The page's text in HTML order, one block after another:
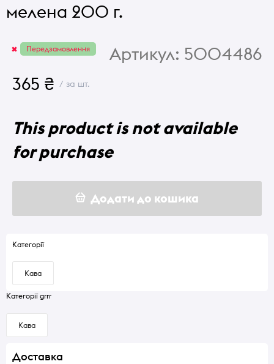
мелена 200 г.
Передзамовлення Артикул: 5004486
365 ₴ / за шт.
This product is not available
for purchase
Додати до кошика
Категорії
Кава
Категорії grrr
Кава
Доставка